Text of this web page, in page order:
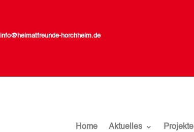
info@heimatfreunde-horchheim.de
Home Aktuelles Projekte